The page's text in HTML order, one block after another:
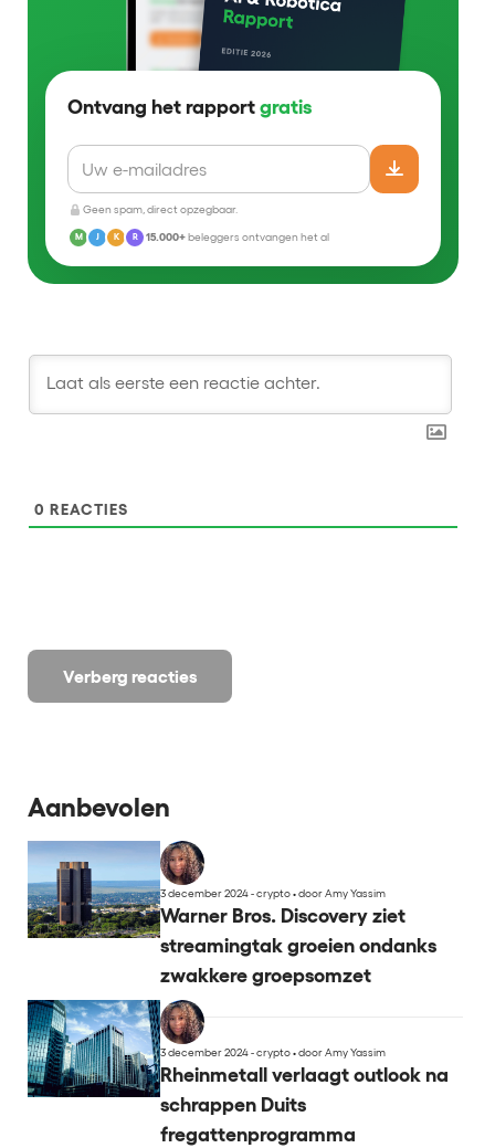
Ontvang het rapport gratis
Geen spam, direct opzegbaar.
M J K R 15.000+beleggers ontvangen het al
Verberg reacties
0 REACTIES
Aanbevolen
3 december 2024 - crypto•door Amy Yassim
Warner Bros. Discovery ziet
streamingtak groeien ondanks
zwakkere groepsomzet
3 december 2024 - crypto•door Amy Yassim
Rheinmetall verlaagt outlook na
schrappen Duits
fregattenprogramma